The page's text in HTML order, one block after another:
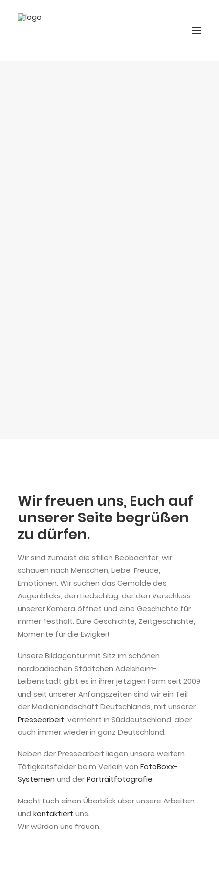
Wir freuen uns, Euch auf
unserer Seite begrüßen
zu dürfen.
Wir sind zumeist die stillen Beobachter, wir
schauen nach Menschen, Liebe, Freude,
Emotionen. Wir suchen das Gemälde des
Augenblicks, den Liedschlag, der den Verschluss
unserer Kamera öffnet und eine Geschichte für
immer festhält. Eure Geschichte, Zeitgeschichte,
Momente für die Ewigkeit
Unsere Bildagentur mit Sitz im schönen
nordbadischen Städtchen Adelsheim-
Leibenstadt gibt es in ihrer jetzigen Form seit 2009
und seit unserer Anfangszeiten sind wir ein Teil
der Medienlandschaft Deutschlands, mit unserer
Pressearbeit, vermehrt in Süddeutschland, aber
auch immer wieder in ganz Deutschland.
Neben der Pressearbeit liegen unsere weitern
Tätigkeitsfelder beim Verleih von FotoBoxx-
Systemen und derPortraitfotografie.
Macht Euch einen Überblick über unsere Arbeiten
und kontaktiert uns.
Wir würden uns freuen.